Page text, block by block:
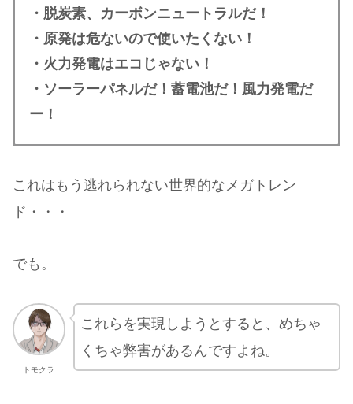
・脱炭素、カーボンニュートラルだ！
・原発は危ないので使いたくない！
・火力発電はエコじゃない！
・ソーラーパネルだ！蓄電池だ！風力発電だ
ー！
これはもう逃れられない世界的なメガトレン
ド・・・
でも。
トモクラ
これらを実現しようとすると、めちゃ
くちゃ弊害があるんですよね。